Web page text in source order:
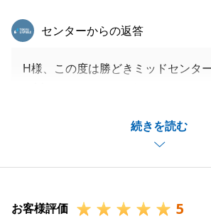
続きを読む
東急リバブル
センターからの返答
H様、この度は勝どきミッドセンタ
い買主様が見つかりとても嬉しく存
一方で近隣センターからのご紹介が
とで、ご心配をお掛けし申し訳ござ
様に最大限ご満足いただけますよう
お客様評価 5